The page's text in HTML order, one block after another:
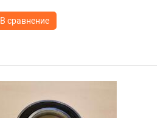
В сравнение